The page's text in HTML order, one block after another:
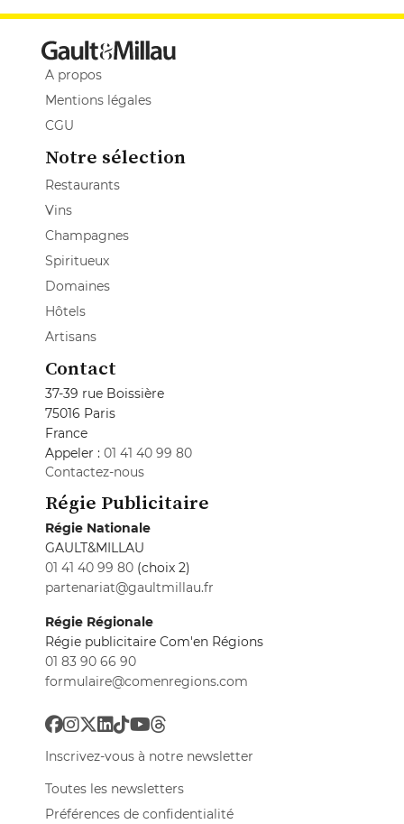
A propos
Mentions légales
CGU
Notre sélection
Restaurants
Vins
Champagnes
Spiritueux
Domaines
Hôtels
Artisans
Contact
37-39 rue Boissière
75016 Paris
France
Appeler : 01 41 40 99 80
Contactez-nous
Régie Publicitaire
Régie Nationale
GAULT&MILLAU
01 41 40 99 80 (choix 2)
partenariat@gaultmillau.fr
Régie Régionale
Régie publicitaire Com'en Régions
01 83 90 66 90
formulaire@comenregions.com
Inscrivez-vous à notre newsletter
Toutes les newsletters
Préférences de confidentialité